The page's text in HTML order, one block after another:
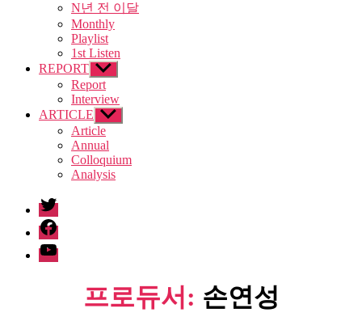
N년 전 이달
Monthly
Playlist
1st Listen
REPORT Show
sub
menu
Report
Interview
ARTICLE Show
sub
menu
Article
Annual
Colloquium
Analysis
twitter
facebook
Youtube
프로듀서: 손연성